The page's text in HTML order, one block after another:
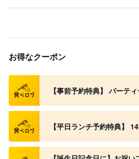
お得なクーポン
クーポン
【事前予約特典】 パーテ
クーポン
【平日ランチ予約特典】
クーポン